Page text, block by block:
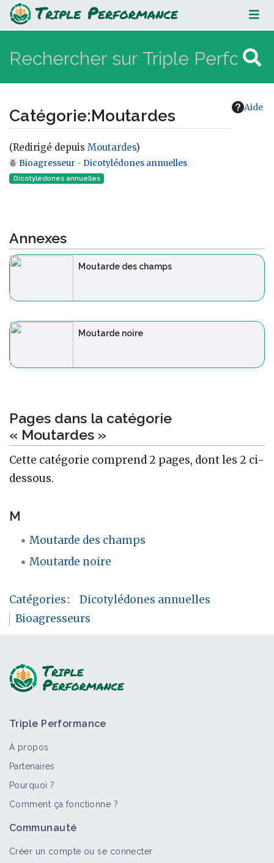
Moutardes
Aide
Catégorie:Moutardes
(Redirigé depuis Moutardes)
Aller à :navigation,rechercher
Bioagresseur - Dicotylédones annuelles
Dicotylédones annuelles
Annexes
Moutarde des champs
Moutarde noire
Pages dans la catégorie
« Moutardes »
Cette catégorie comprend 2 pages, dont les 2 ci-
dessous.
M
Moutarde des champs
Moutarde noire
Catégories:
Dicotylédones annuelles
Bioagresseurs
Triple Performance
À propos
Partenaires
Pourquoi ?
Comment ça fonctionne ?
Communauté
Créer un compte ou se connecter